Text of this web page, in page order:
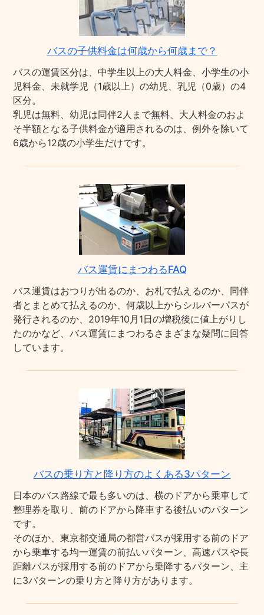
バスの子供料金は何歳から何歳まで？
バスの運賃区分は、中学生以上の大人料金、小学生の小
児料金、未就学児（1歳以上）の幼児、乳児（0歳）の4
区分。
乳児は無料、幼児は同伴2人まで無料、大人料金のおよ
そ半額となる子供料金が適用されるのは、例外を除いて
6歳から12歳の小学生だけです。
バス運賃にまつわるFAQ
バス運賃はおつりが出るのか、お札で払えるのか、同伴
者とまとめて払えるのか、何歳以上からシルバーパスが
発行されるのか、2019年10月1日の増税後に値上がりし
たのかなど、バス運賃にまつわるさまざまな疑問に回答
しています。
バスの乗り方と降り方のよくある3パターン
日本のバス路線で最も多いのは、横のドアから乗車して
整理券を取り、前のドアから降車する後払いのパターン
です。
そのほか、東京都交通局の都営バスが採用する前のドア
から乗車する均一運賃の前払いパターン、高速バスや長
距離バスが採用する前のドアから乗降するパターン、主
に3パターンの乗り方と降り方があります。